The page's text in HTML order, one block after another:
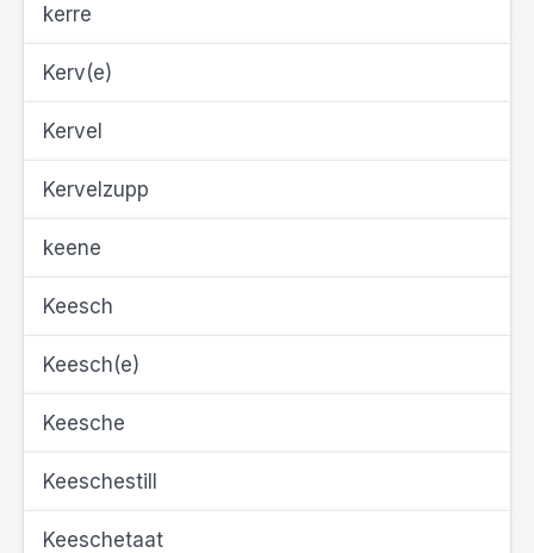
kerre
Kerv(e)
Kervel
Kervelzupp
keene
Keesch
Keesch(e)
Keesche
Keeschestill
Keeschetaat